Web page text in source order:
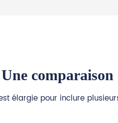
Une comparaison
élargie pour inclure